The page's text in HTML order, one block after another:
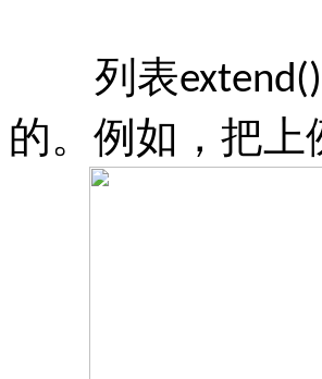
列表extend()
的。例如，把